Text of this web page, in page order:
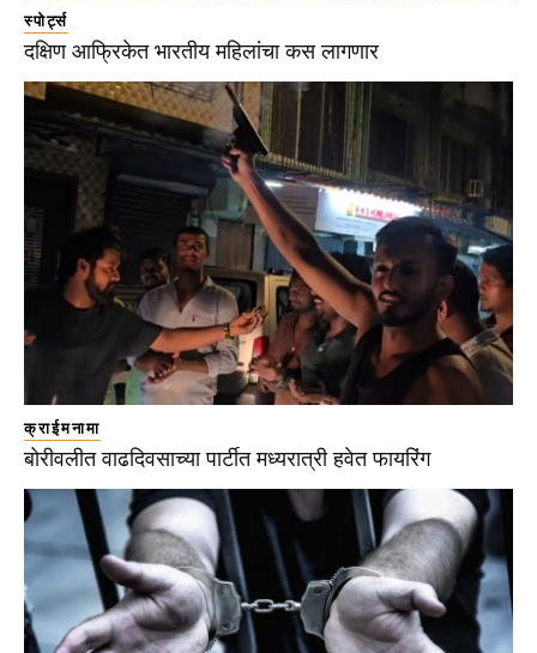
स्पोर्ट्स
दक्षिण आफ्रिकेत भारतीय महिलांचा कस लागणार
क्राईमनामा
बोरीवलीत वाढदिवसाच्या पार्टीत मध्यरात्री हवेत फायरिंग